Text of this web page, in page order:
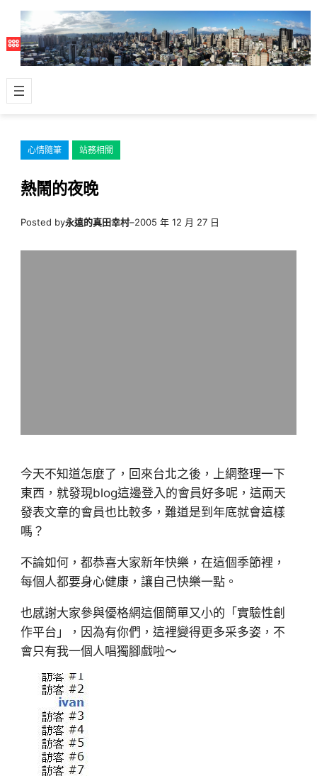
主
容
心情隨筆 站務相關
熱鬧的夜晚
Posted by永遠的真田幸村–2005 年 12 月 27 日
今天不知道怎麼了，回來台北之後，上網整理一下
東西，就發現blog這邊登入的會員好多呢，這兩天
發表文章的會員也比較多，難道是到年底就會這樣
嗎？
不論如何，都恭喜大家新年快樂，在這個季節裡，
每個人都要身心健康，讓自己快樂一點。
也感謝大家參與優格網這個簡單又小的「實驗性創
作平台」，因為有你們，這裡變得更多采多姿，不
會只有我一個人唱獨腳戲啦～